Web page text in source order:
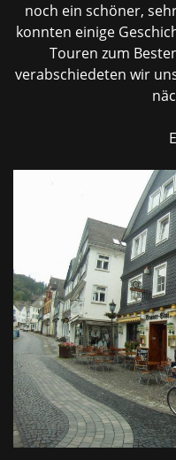
noch ein schöner,
konnten einige
Touren zum
verabschiedeten wir